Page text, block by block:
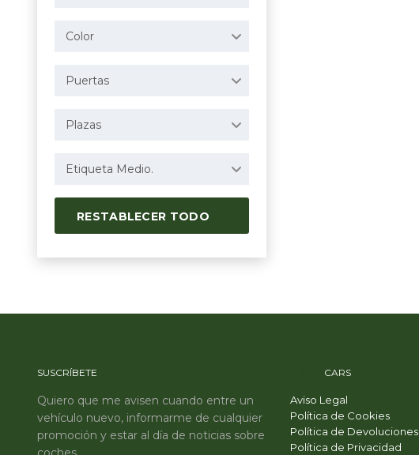
Color
Puertas
Plazas
Etiqueta Medio.
RESTABLECER TODO
SUSCRÍBETE
Quiero que me avisen cuando entre un
vehículo nuevo, informarme de cualquier
promoción y estar al día de noticias sobre
CARS
Aviso Legal
Política de Cookies
Política de Devoluciones
Política de Privacidad